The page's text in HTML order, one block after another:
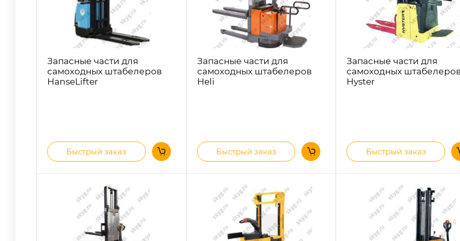
Запасные части для
самоходных штабелеров
HanseLifter
Быстрый заказ
Запасные части для
самоходных штабелеров
Heli
Быстрый заказ
Запасные части для
самоходных
Hyster
Быстрый заказ